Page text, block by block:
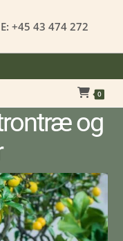
+45 43 474 272
0
og